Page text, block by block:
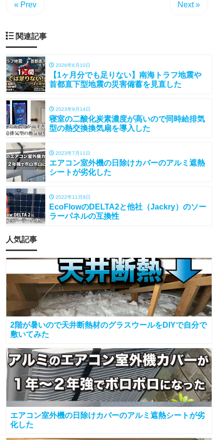
« Prev Next »
関連記事
2026年6月10日
【1ヶ月分でも足りない】南海トラフ地震や
首都直下型地震の災害備蓄を見直した
2023年9月14日
寝室の二酸化炭素濃度が高いので同時給排気
型の熱交換換気扇を導入した
2023年7月11日
エアコン室外機の日除けカバーのアルミ遮熱
シートが劣化した
2022年11月9日
EcoFlowのDELTA2と他社（Jackry）のソー
ラーパネルの互換性
人気記事
2階が暑いので天井断熱材のグラスウールをDIYで自分で
敷いてみた
エアコン室外機の日除けカバーのアルミ遮熱シートが劣
化した